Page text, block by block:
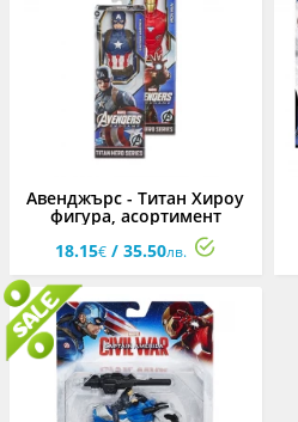
Авенджърс - Титан Хироу
фигура, асортимент
18.15€ / 35.50лв.